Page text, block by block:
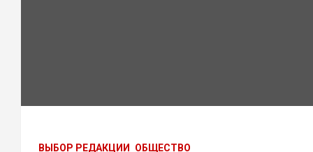
ВЫБОР РЕДАКЦИИ ОБЩЕСТВО